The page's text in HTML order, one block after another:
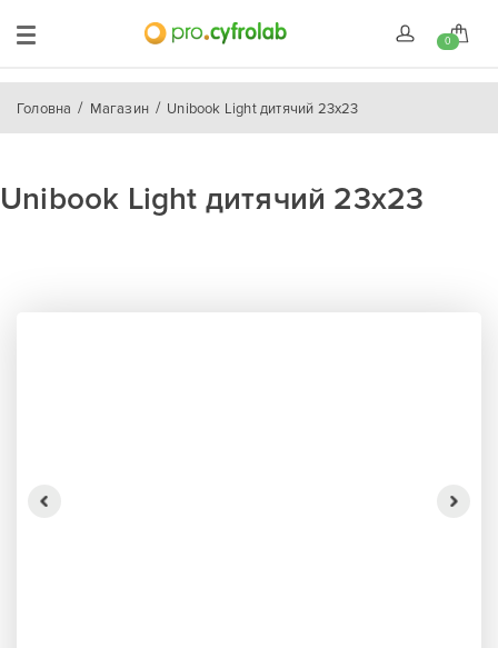
0
Головна Магазин Unibook Light дитячий 23x23
Unibook Light дитячий 23x23